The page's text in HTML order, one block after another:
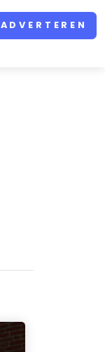
ADVERTEREN